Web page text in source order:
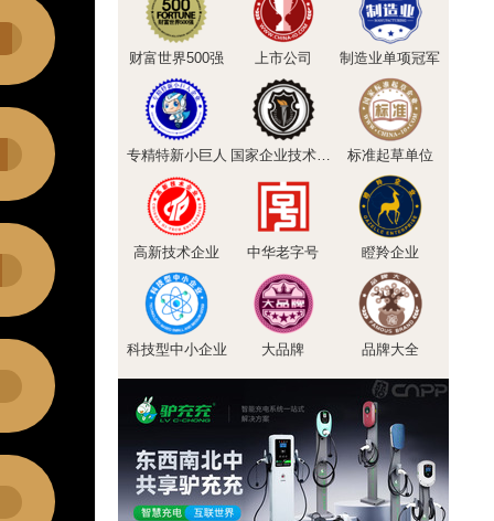
财富世界500强 上市公司 制造业单项冠军
专精特新小巨人 国家企业技术中心 标准起草单位
高新技术企业 中华老字号 瞪羚企业
科技型中小企业 大品牌 品牌大全